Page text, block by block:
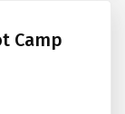
Camp